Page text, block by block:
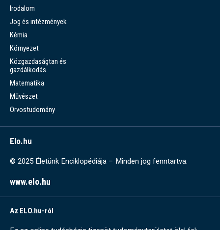
Irodalom
Jog és intézmények
Kémia
Környezet
Közgazdaságtan és
gazdálkodás
Matematika
Művészet
Orvostudomány
Elo.hu
© 2025 Életünk Enciklopédiája – Minden jog fenntartva.
www.elo.hu
Az ELO.hu-ról